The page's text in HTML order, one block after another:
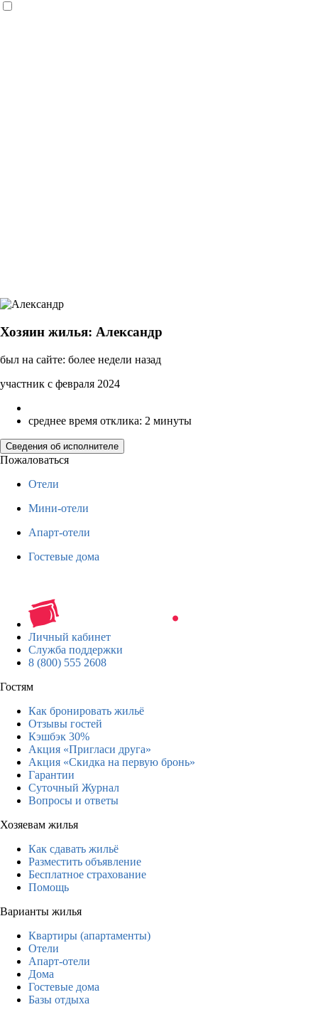
Хозяин жилья: Александр
был на сайте: более недели назад
участник с февраля 2024
среднее время отклика: 2 минуты
Сведения об исполнителе
Пожаловаться
Отели
Мини-отели
Апарт-отели
Гостевые дома
Личный кабинет
Служба поддержки
8 (800) 555 2608
Гостям
Как бронировать жильё
Отзывы гостей
Кэшбэк 30%
Акция «Пригласи друга»
Акция «Скидка на первую бронь»
Гарантии
Суточный Журнал
Вопросы и ответы
Хозяевам жилья
Как сдавать жильё
Разместить объявление
Бесплатное страхование
Помощь
Варианты жилья
Квартиры (апартаменты)
Отели
Апарт-отели
Дома
Гостевые дома
Базы отдыха